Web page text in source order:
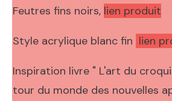
Feutres fins noirs, lien produit
Style acrylique blanc fin lien
Inspiration livre " L'art du
tour du monde des nouvelles